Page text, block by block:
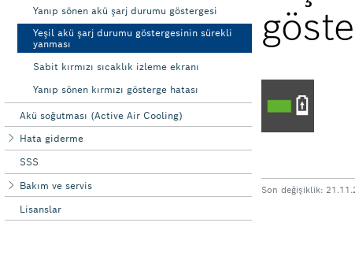
Yanıp sönen akü şarj durumu göstergesi
Yeşil akü şarj durumu göstergesinin sürekli
yanması
Sabit kırmızı sıcaklık izleme ekranı
Yanıp sönen kırmızı gösterge hatası
Akü soğutması (Active Air Cooling)
Hata giderme
SSS
Bakım ve servis
Lisanslar